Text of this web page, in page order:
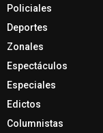
Policiales
Deportes
Zonales
Espectáculos
Especiales
Edictos
Columnistas